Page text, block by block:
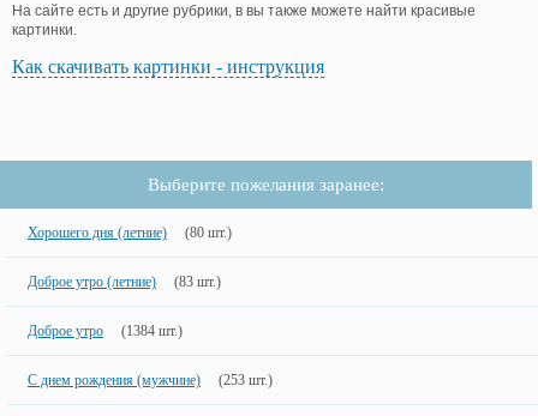
На сайте есть и другие рубрики, в вы также можете найти красивые
картинки.
Как скачивать картинки - инструкция
Выберите пожелания заранее:
Хорошего дня (летние) (80 шт.)
Доброе утро (летние) (83 шт.)
Доброе утро (1384 шт.)
С днем рождения (мужчине) (253 шт.)